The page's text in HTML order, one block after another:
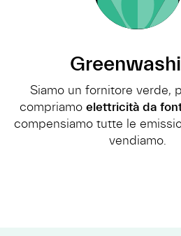
Siamo un fornitore verde,
compriamo elettricità da
compensiamo tutte le
vendiamo.